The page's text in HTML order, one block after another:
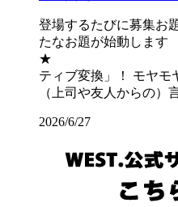
登場するたびに募集お
たなお題が始動します
★ その
ティブ変換」！ モヤモ
（上司や友人からの
2026/6/27